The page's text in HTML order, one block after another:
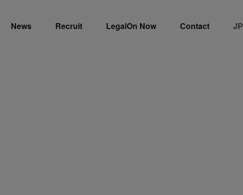
News Recruit LegalOn Now Contact JP